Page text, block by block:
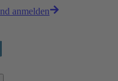
anmelden